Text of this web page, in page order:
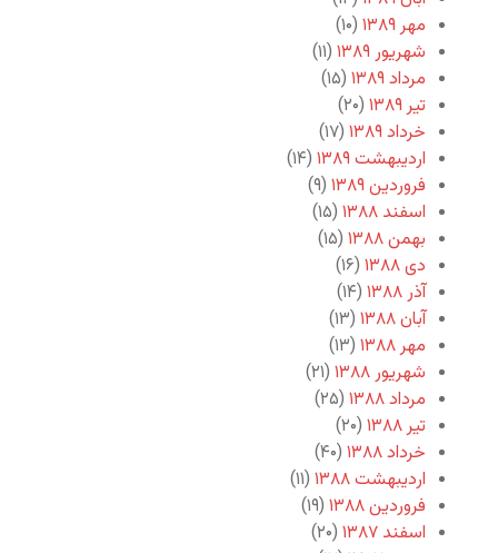
مهر ۱۳۸۹
(۱۰)
شهریور ۱۳۸۹
(۱۱)
مرداد ۱۳۸۹
(۱۵)
تیر ۱۳۸۹
(۲۰)
خرداد ۱۳۸۹
(۱۷)
اردیبهشت ۱۳۸۹
(۱۴)
فروردین ۱۳۸۹
(۹)
اسفند ۱۳۸۸
(۱۵)
بهمن ۱۳۸۸
(۱۵)
دی ۱۳۸۸
(۱۶)
آذر ۱۳۸۸
(۱۴)
آبان ۱۳۸۸
(۱۳)
مهر ۱۳۸۸
(۱۳)
شهریور ۱۳۸۸
(۲۱)
مرداد ۱۳۸۸
(۲۵)
تیر ۱۳۸۸
(۲۰)
خرداد ۱۳۸۸
(۴۰)
اردیبهشت ۱۳۸۸
(۱۱)
فروردین ۱۳۸۸
(۱۹)
اسفند ۱۳۸۷
(۲۰)